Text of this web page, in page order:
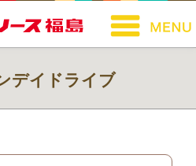
デイドライブ